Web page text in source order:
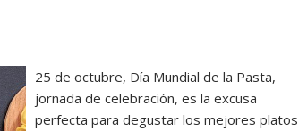
25 de octubre, Día Mundial de la Pasta,
jornada de celebración, es la excusa
perfecta para degustar los mejores platos